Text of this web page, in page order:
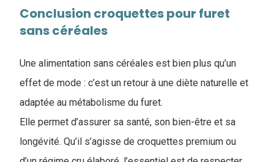
Conclusion ​croquettes pour furet
sans céréales
Une alimentation sans céréales est bien plus qu’un
effet de mode : c’est un retour à une diète naturelle et
adaptée au métabolisme du furet.
Elle permet d’assurer sa santé, son bien-être et sa
longévité. Qu’il s’agisse de croquettes premium ou